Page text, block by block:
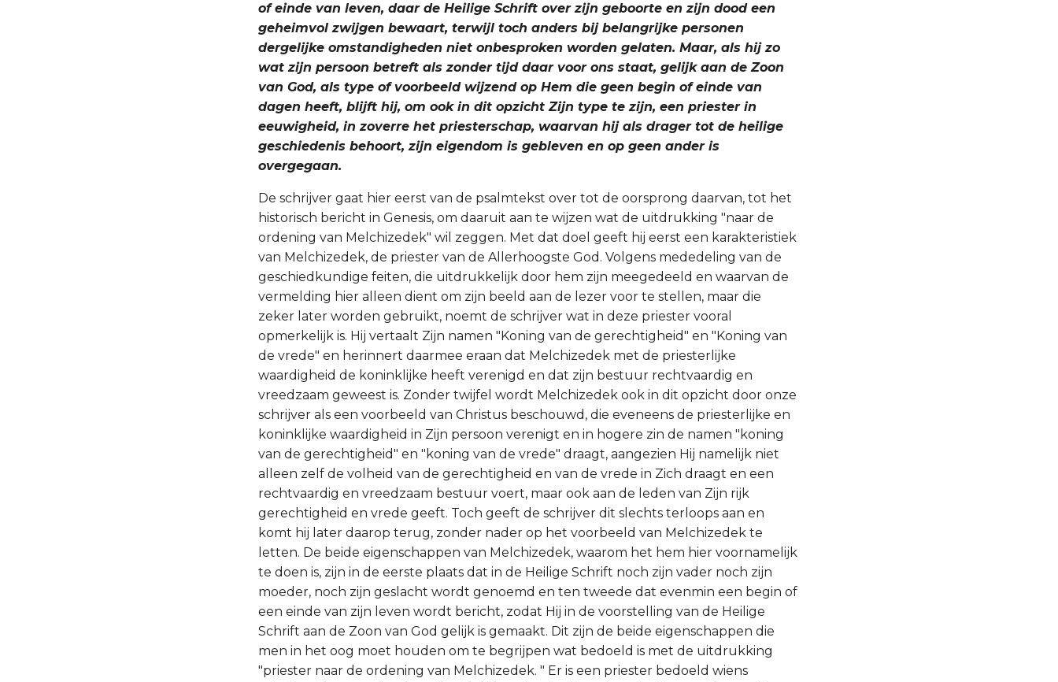
of einde van leven, daar de Heilige Schrift over zijn geboorte en zijn dood een
geheimvol zwijgen bewaart, terwijl toch anders bij belangrijke personen
dergelijke omstandigheden niet onbesproken worden gelaten. Maar, als hij zo
wat zijn persoon betreft als zonder tijd daar voor ons staat, gelijk aan de Zoon
van God, als type of voorbeeld wijzend op Hem die geen begin of einde van
dagen heeft, blijft hij, om ook in dit opzicht Zijn type te zijn, een priester in
eeuwigheid, in zoverre het priesterschap, waarvan hij als drager tot de heilige
geschiedenis behoort, zijn eigendom is gebleven en op geen ander is
overgegaan.
De schrijver gaat hier eerst van de psalmtekst over tot de oorsprong daarvan, tot het
historisch bericht in Genesis, om daaruit aan te wijzen wat de uitdrukking "naar de
ordening van Melchizedek" wil zeggen. Met dat doel geeft hij eerst een karakteristiek
van Melchizedek, de priester van de Allerhoogste God. Volgens mededeling van de
geschiedkundige feiten, die uitdrukkelijk door hem zijn meegedeeld en waarvan de
vermelding hier alleen dient om zijn beeld aan de lezer voor te stellen, maar die
zeker later worden gebruikt, noemt de schrijver wat in deze priester vooral
opmerkelijk is. Hij vertaalt Zijn namen "Koning van de gerechtigheid" en "Koning van
de vrede" en herinnert daarmee eraan dat Melchizedek met de priesterlijke
waardigheid de koninklijke heeft verenigd en dat zijn bestuur rechtvaardig en
vreedzaam geweest is. Zonder twijfel wordt Melchizedek ook in dit opzicht door onze
schrijver als een voorbeeld van Christus beschouwd, die eveneens de priesterlijke en
koninklijke waardigheid in Zijn persoon verenigt en in hogere zin de namen "koning
van de gerechtigheid" en "koning van de vrede" draagt, aangezien Hij namelijk niet
alleen zelf de volheid van de gerechtigheid en van de vrede in Zich draagt en een
rechtvaardig en vreedzaam bestuur voert, maar ook aan de leden van Zijn rijk
gerechtigheid en vrede geeft. Toch geeft de schrijver dit slechts terloops aan en
komt hij later daarop terug, zonder nader op het voorbeeld van Melchizedek te
letten. De beide eigenschappen van Melchizedek, waarom het hem hier voornamelijk
te doen is, zijn in de eerste plaats dat in de Heilige Schrift noch zijn vader noch zijn
moeder, noch zijn geslacht wordt genoemd en ten tweede dat evenmin een begin of
een einde van zijn leven wordt bericht, zodat Hij in de voorstelling van de Heilige
Schrift aan de Zoon van God gelijk is gemaakt. Dit zijn de beide eigenschappen die
men in het oog moet houden om te begrijpen wat bedoeld is met de uitdrukking
"priester naar de ordening van Melchizedek. " Er is een priester bedoeld wiens